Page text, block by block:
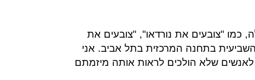
כמו "צובעים את נורדאו", "צובעים את
בתחנה המרכזית בתל אביב. אני
שלא הולכים לראות אותה מיזמתם